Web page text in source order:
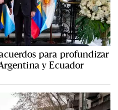
para profundizar
y Ecuador